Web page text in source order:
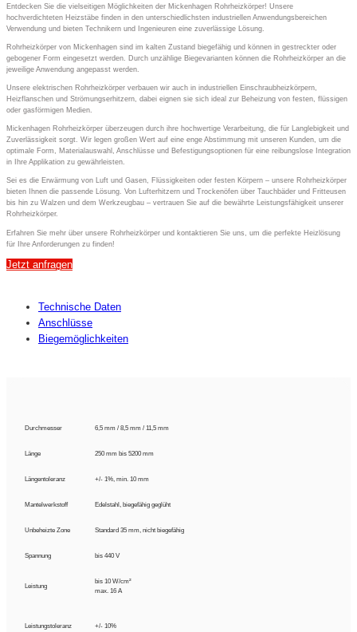
Entdecken Sie die vielseitigen Möglichkeiten der Mickenhagen Rohrheizkörper! Unsere
hochverdichteten Heizstäbe finden in den unterschiedlichsten industriellen Anwendungsbereichen
Verwendung und bieten Technikern und Ingenieuren eine zuverlässige Lösung.
Rohrheizkörper von Mickenhagen sind im kalten Zustand biegefähig und können in gestreckter oder
gebogener Form eingesetzt werden. Durch unzählige Biegevarianten können die Rohrheizkörper an die
jeweilige Anwendung angepasst werden.
Unsere elektrischen Rohrheizkörper verbauen wir auch in industriellen Einschraubheizkörpern,
Heizflanschen und Strömungserhitzern, dabei eignen sie sich ideal zur Beheizung von festen, flüssigen
oder gasförmigen Medien.
Mickenhagen Rohrheizkörper überzeugen durch ihre hochwertige Verarbeitung, die für Langlebigkeit und
Zuverlässigkeit sorgt. Wir legen großen Wert auf eine enge Abstimmung mit unseren Kunden, um die
optimale Form, Materialauswahl, Anschlüsse und Befestigungsoptionen für eine reibungslose Integration
in Ihre Applikation zu gewährleisten.
Sei es die Erwärmung von Luft und Gasen, Flüssigkeiten oder festen Körpern – unsere Rohrheizkörper
bieten Ihnen die passende Lösung. Von Lufterhitzern und Trockenöfen über Tauchbäder und Fritteusen
bis hin zu Walzen und dem Werkzeugbau – vertrauen Sie auf die bewährte Leistungsfähigkeit unserer
Rohrheizkörper.
Erfahren Sie mehr über unsere Rohrheizkörper und kontaktieren Sie uns, um die perfekte Heizlösung
für Ihre Anforderungen zu finden!
Jetzt anfragen
Technische Daten
Anschlüsse
Biegemöglichkeiten
Durchmesser 6,5 mm / 8,5 mm / 11,5 mm
Länge 250 mm bis 5200 mm
Längentoleranz +/- 1%, min. 10 mm
Mantelwerkstoff Edelstahl, biegefähig geglüht
Unbeheizte Zone Standard 35 mm, nicht biegefähig
Spannung bis 440 V
Leistung
bis 10 W/cm²
max. 16 A
Leistungstoleranz +/- 10%